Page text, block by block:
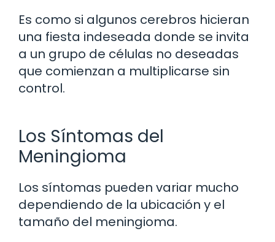
Es como si algunos cerebros hicieran
una fiesta indeseada donde se invita
a un grupo de células no deseadas
que comienzan a multiplicarse sin
control.
Los Síntomas del
Meningioma
Los síntomas pueden variar mucho
dependiendo de la ubicación y el
tamaño del meningioma.